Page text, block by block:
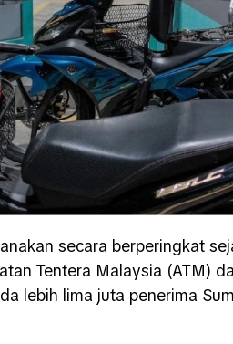
secara berperingkat
Tentera Malaysia (ATM)
lebih lima juta penerima